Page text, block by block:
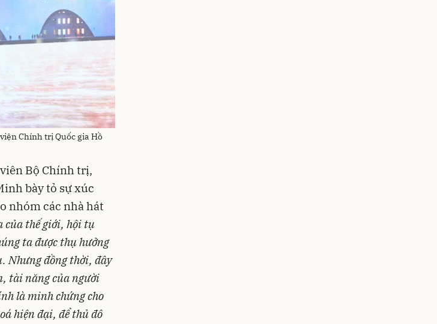
Chính trị Quốc gia Hồ
Bộ Chính trị,
bày tỏ sự xúc
nhóm các nhà hát
của thế giới, hội tụ
ta được thụ hưởng
Nhưng đồng thời, đây
tài năng của người
là minh chứng cho
hiện đại, để thủ đô